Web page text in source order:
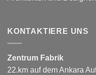
KONTAKTIERE UNS
Zentrum Fabrik
22.km auf dem Ankara